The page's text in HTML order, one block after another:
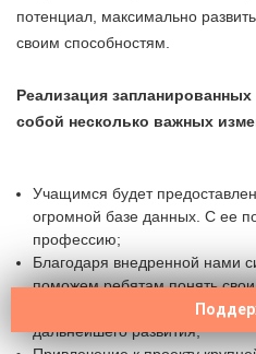
потенциал, максимально
своим способностям.
Реализация
собой несколько важных
Учащимся будет
огромной базе данных. С ее
профессию;
Благодаря внедренной нами
поможем ребятам понять
склонности, чтобы они
дальнейшего развития;